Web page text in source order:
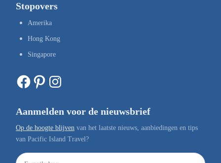
Stopovers
Amerika
Hong Kong
Singapore
Facebook Pinterest Instagram
Aanmelden voor de nieuwsbrief
Op de hoogte blijven van het laatste nieuws, aanbiedingen en tips
van Pacific Island Travel?
E